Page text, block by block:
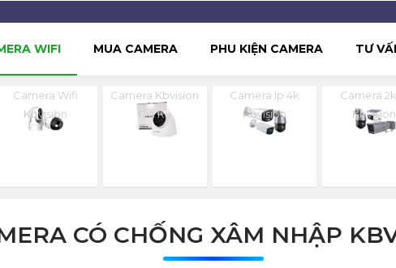
WIFI MUA CAMERA PHU KIỆN CAMERA TƯ
Camera Wifi
Kbvision
Camera Kbvision
Giá Rẻ
Camera Ip 4k
Kbvision
Camera
Kbvision
CÓ CHỐNG XÂM NHẬP